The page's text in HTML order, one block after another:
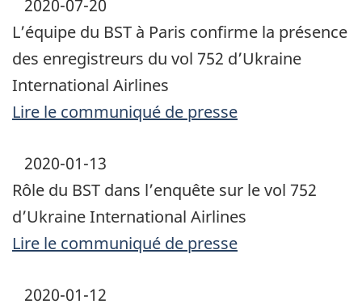
2020-07-20
L’équipe du BST à Paris confirme la présence
des enregistreurs du vol 752 d’Ukraine
International Airlines
Lire le communiqué de presse
2020-01-13
Rôle du BST dans l’enquête sur le vol 752
d’Ukraine International Airlines
Lire le communiqué de presse
2020-01-12